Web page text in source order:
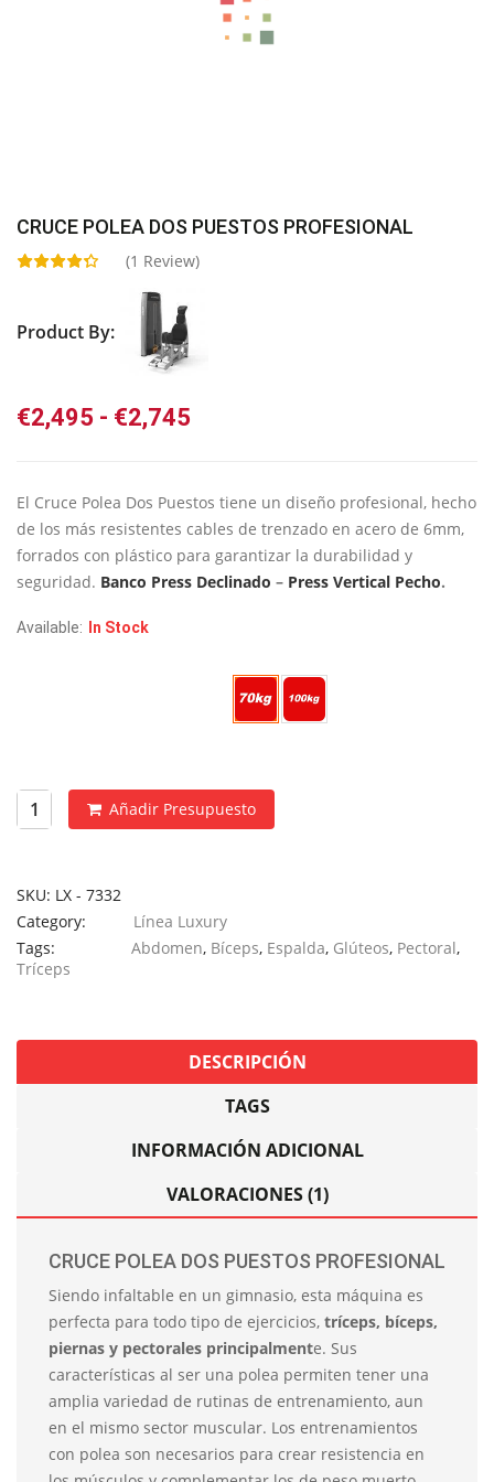
CRUCE POLEA DOS PUESTOS PROFESIONAL
(1 Review)
Product By:
€2,495 - €2,745
desde
€2,495
hasta
€2,745
El Cruce Polea Dos Puestos tiene un diseño profesional, hecho
de los más resistentes cables de trenzado en acero de 6mm,
forrados con plástico para garantizar la durabilidad y
seguridad. Banco Press Declinado – Press Vertical Pecho.
Available: In Stock
Añadir Presupuesto
SKU: LX - 7332
Category:
Línea Luxury
Tags:
Abdomen, Bíceps, Espalda, Glúteos, Pectoral,
Tríceps
DESCRIPCIÓN
TAGS
INFORMACIÓN ADICIONAL
VALORACIONES (1)
CRUCE POLEA DOS PUESTOS PROFESIONAL
Siendo infaltable en un gimnasio, esta máquina es
perfecta para todo tipo de ejercicios, tríceps, bíceps,
piernas y pectorales principalmente. Sus
características al ser una polea permiten tener una
amplia variedad de rutinas de entrenamiento, aun
en el mismo sector muscular. Los entrenamientos
con polea son necesarios para crear resistencia en